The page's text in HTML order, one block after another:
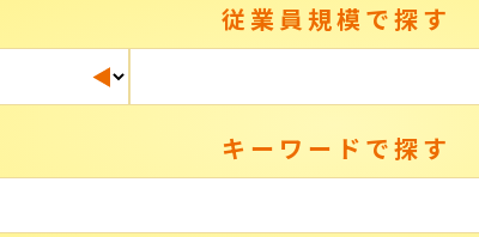
従業員規模で探す
キーワードで探す